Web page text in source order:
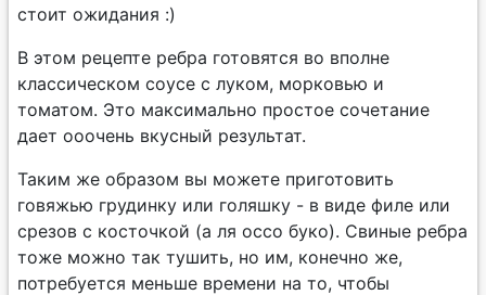
стоит ожидания :)
В этом рецепте ребра готовятся во вполне
классическом соусе с луком, морковью и
томатом. Это максимально простое сочетание
дает ооочень вкусный результат.
Таким же образом вы можете приготовить
говяжью грудинку или голяшку - в виде филе или
срезов с косточкой (а ля оссо буко). Свиные ребра
тоже можно так тушить, но им, конечно же,
потребуется меньше времени на то, чтобы